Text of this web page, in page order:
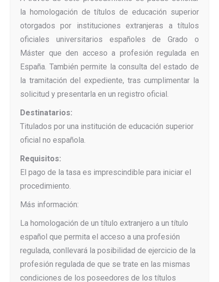
la homologación de títulos de educación superior
otorgados por instituciones extranjeras a títulos
oficiales universitarios españoles de Grado o
Máster que den acceso a profesión regulada en
España. También permite la consulta del estado de
la tramitación del expediente, tras cumplimentar la
solicitud y presentarla en un registro oficial.
Destinatarios:
Titulados por una institución de educación superior
oficial no española.
Requisitos:
El pago de la tasa es imprescindible para iniciar el
procedimiento.
Más información:
La homologación de un título extranjero a un título
español que permita el acceso a una profesión
regulada, conllevará la posibilidad de ejercicio de la
profesión regulada de que se trate en las mismas
condiciones de los poseedores de los títulos